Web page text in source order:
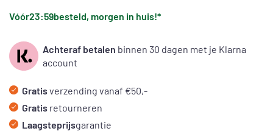
Vóór23:59besteld, morgen in huis!*
Achteraf betalen binnen 30 dagen met je Klarna
account
Gratisverzending vanaf €50,-
Gratis retourneren
Laagsteprijsgarantie